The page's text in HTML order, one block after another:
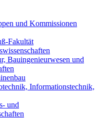
und Kommissionen
Fakultät
Bauingenieurwesen und
Informationstechnik,
und